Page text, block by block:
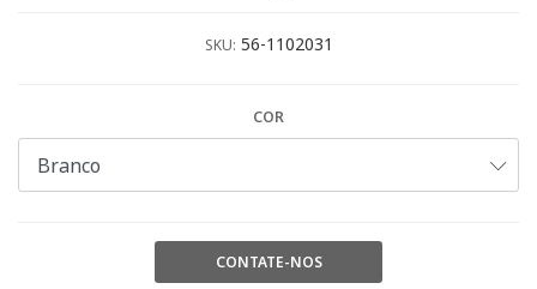
SKU: 56-1102031
COR
CONTATE-NOS